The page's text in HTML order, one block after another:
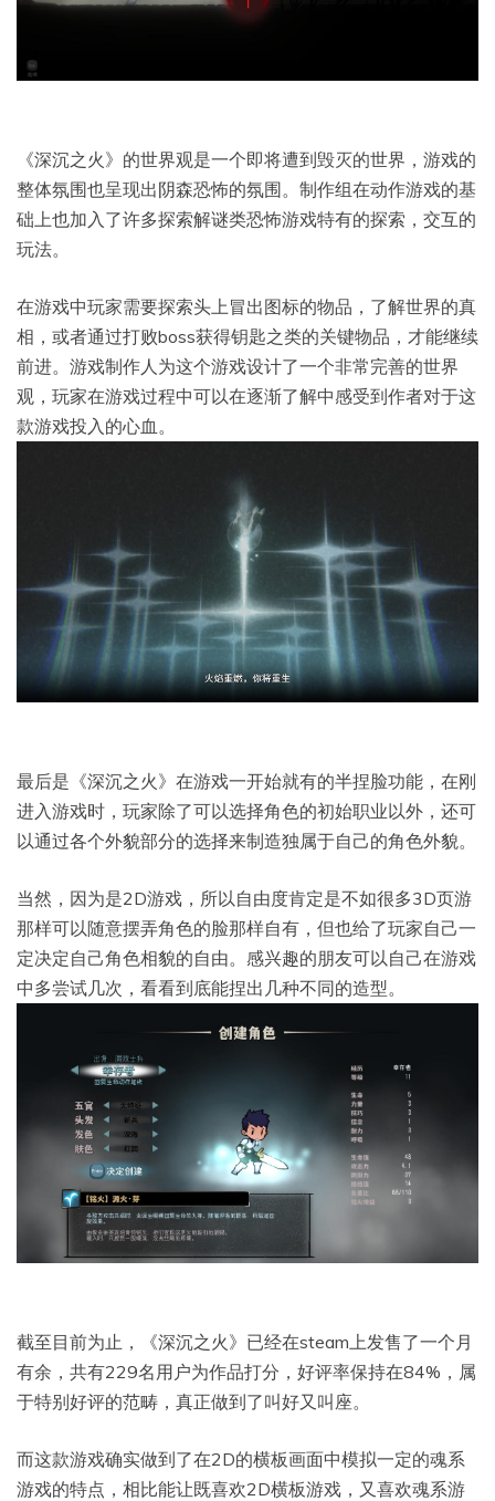
《深沉之火》的世界观是一个即将遭到毁灭的世界，游戏的
整体氛围也呈现出阴森恐怖的氛围。制作组在动作游戏的基
础上也加入了许多探索解谜类恐怖游戏特有的探索，交互的
玩法。
在游戏中玩家需要探索头上冒出图标的物品，了解世界的真
相，或者通过打败boss获得钥匙之类的关键物品，才能继续
前进。游戏制作人为这个游戏设计了一个非常完善的世界
观，玩家在游戏过程中可以在逐渐了解中感受到作者对于这
款游戏投入的心血。
最后是《深沉之火》在游戏一开始就有的半捏脸功能，在刚
进入游戏时，玩家除了可以选择角色的初始职业以外，还可
以通过各个外貌部分的选择来制造独属于自己的角色外貌。
当然，因为是2D游戏，所以自由度肯定是不如很多3D页游
那样可以随意摆弄角色的脸那样自有，但也给了玩家自己一
定决定自己角色相貌的自由。感兴趣的朋友可以自己在游戏
中多尝试几次，看看到底能捏出几种不同的造型。
截至目前为止，《深沉之火》已经在steam上发售了一个月
有余，共有229名用户为作品打分，好评率保持在84%，属
于特别好评的范畴，真正做到了叫好又叫座。
而这款游戏确实做到了在2D的横板画面中模拟一定的魂系
游戏的特点，相比能让既喜欢2D横板游戏，又喜欢魂系游